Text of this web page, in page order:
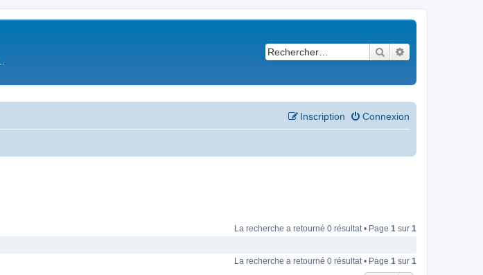
Rechercher
Connexion
Inscription
La recherche a retourné 0 résultat • Page 1 sur 1
La recherche a retourné 0 résultat • Page 1 sur 1